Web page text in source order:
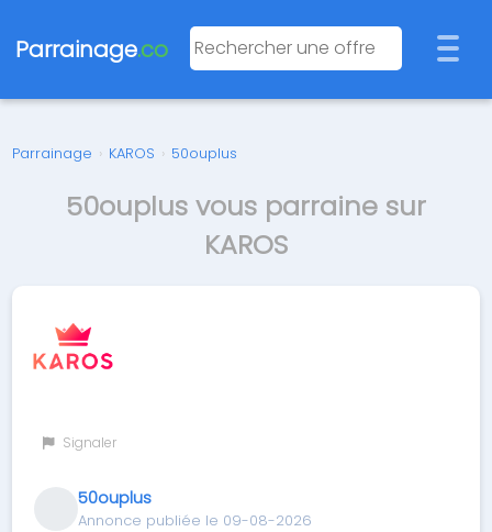
Parrainage.co
Parrainage › KAROS › 50ouplus
50ouplus vous parraine sur
KAROS
Signaler
50ouplus
Annonce publiée le 09-08-2026